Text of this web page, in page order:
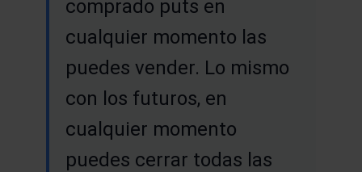
comprado puts en
cualquier momento las
puedes vender. Lo mismo
con los futuros, en
cualquier momento
puedes cerrar todas las